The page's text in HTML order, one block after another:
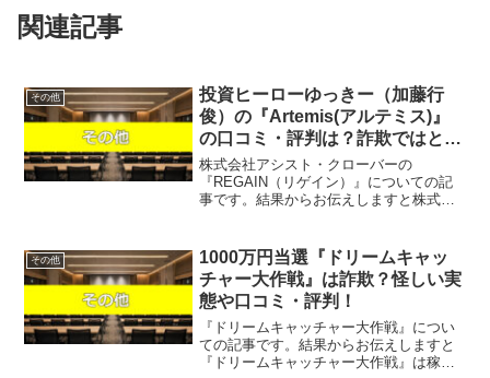
関連記事
その他
投資ヒーローゆっきー（加藤行
俊）の『Artemis(アルテミス)』
の口コミ・評判は？詐欺ではと噂
されているその実態を解説！
株式会社アシスト・クローバーの
『REGAIN（リゲイン）』についての記
事です。結果からお伝えしますと株式会
なく、なんらかの請求を受ける可能性が
あるという結果になりました。「10...
その他
1000万円当選『ドリームキャッ
チャー大作戦』は詐欺？怪しい実
態や口コミ・評判！
『ドリームキャッチャー大作戦』につい
ての記事です。結果からお伝えしますと
『ドリームキャッチャー大作戦』は稼げ